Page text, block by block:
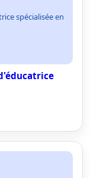
spécialisée en